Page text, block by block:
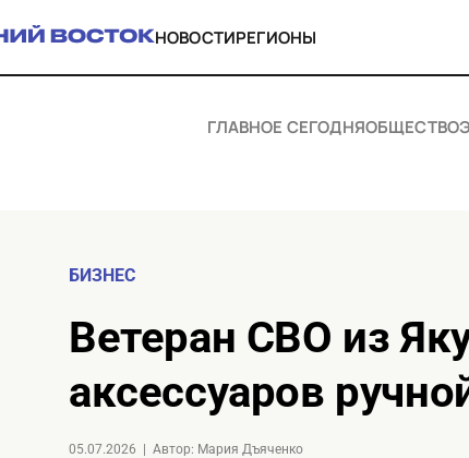
НОВОСТИРЕГИОНЫ
ГЛАВНОЕ СЕГОДНЯОБЩЕСТВО
БИЗНЕС
Ветеран СВО из Якутии запустил бренд
аксессуаров
05.07.2026 | Автор: Мария Дъяченко